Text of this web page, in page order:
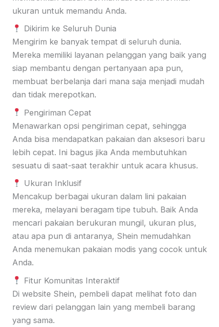
ukuran untuk memandu Anda.
Dikirim ke Seluruh Dunia
Mengirim ke banyak tempat di seluruh dunia.
Mereka memiliki layanan pelanggan yang baik yang
siap membantu dengan pertanyaan apa pun,
membuat berbelanja dari mana saja menjadi mudah
dan tidak merepotkan.
Pengiriman Cepat
Menawarkan opsi pengiriman cepat, sehingga
Anda bisa mendapatkan pakaian dan aksesori baru
lebih cepat. Ini bagus jika Anda membutuhkan
sesuatu di saat-saat terakhir untuk acara khusus.
Ukuran Inklusif
Mencakup berbagai ukuran dalam lini pakaian
mereka, melayani beragam tipe tubuh. Baik Anda
mencari pakaian berukuran mungil, ukuran plus,
atau apa pun di antaranya, Shein memudahkan
Anda menemukan pakaian modis yang cocok untuk
Anda.
Fitur Komunitas Interaktif
Di website Shein, pembeli dapat melihat foto dan
review dari pelanggan lain yang membeli barang
yang sama.